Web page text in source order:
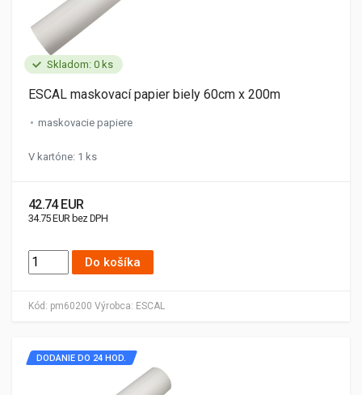
Skladom: 0 ks
Kód: pm60200 Výrobca: ESCAL
ESCAL maskovací papier biely 60cm x 200m
maskovacie papiere
V kartóne: 1 ks
42.74 EUR
34.75 EUR bez DPH
Do košíka
DODANIE DO 24 HOD.